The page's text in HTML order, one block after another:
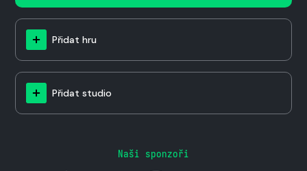
Přidat hru
Přidat studio
Naši sponzoři